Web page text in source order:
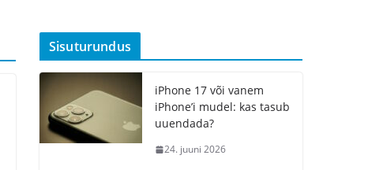
Sisuturundus
iPhone 17 või vanem
iPhone’i mudel: kas tasub
uuendada?
24. juuni 2026